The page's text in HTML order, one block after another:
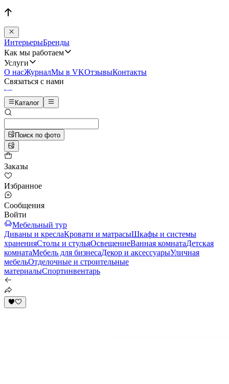
ИнтерьерыБренды
Как мы работаем
Услуги
О насЖурналМы в VKОтзывыКонтакты
Связаться с нами
Каталог
Поиск по фото
Заказы
Избранное
Сообщения
Войти
Мебельный тур
Диваны и креслаКровати и матрасыШкафы и системы
храненияСтолы и стульяОсвещениеВанная комнатаДетская
комнатаМебель для бизнесаДекор и аксессуарыУличная
мебельОтделочные и строительные
материалыСпортинвентарь